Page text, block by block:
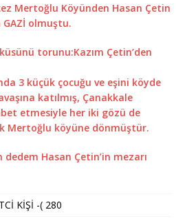
Mertoğlu Köyünden Hasan Çetin
olmuştu.
torunu:Kazım Çetin’den
3 küçük çocuğu ve eşini köyde
katılmış, Çanakkale
etmesiyle her iki gözü de
Mertoğlu köyüne dönmüştür.
dedem Hasan Çetin’in mezarı
KİŞİ -( 280